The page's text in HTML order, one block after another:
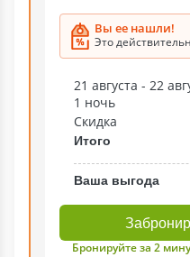
Вы ее нашли!
Это
21 августа - 22
1 ночь
Скидка
Итого
Ваша выгода
Бронируйте за 2